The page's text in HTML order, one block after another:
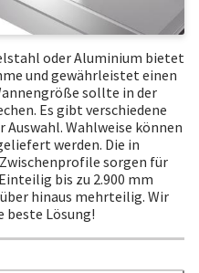
oder Aluminium bietet
und gewährleistet einen
sollte in der
Es gibt verschiedene
Auswahl. Wahlweise können
werden. Die in
sorgen für
bis zu 2.900 mm
hinaus mehrteilig. Wir
beste Lösung!